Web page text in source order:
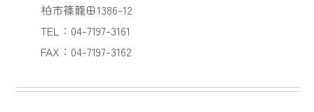
柏市篠籠田1386-12
TEL：04-7197-3161
FAX：04-7197-3162